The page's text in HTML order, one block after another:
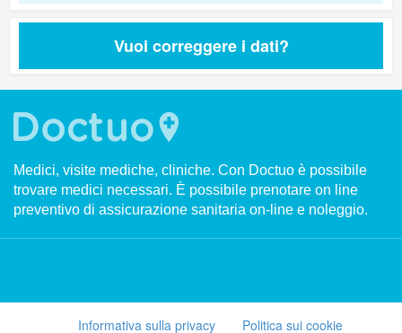
Vuoi correggere i dati?
Medici, visite mediche, cliniche. Con Doctuo è possibile
trovare medici necessari. È possibile prenotare on line
preventivo di assicurazione sanitaria on-line e noleggio.
Informativa sulla privacy Politica sui cookie